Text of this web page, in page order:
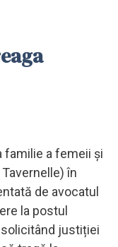
familie a femeii și
în
de avocatul
la postul
justiției